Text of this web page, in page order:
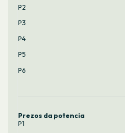
P2
P3
P4
P5
P6
Prezos da potencia
P1